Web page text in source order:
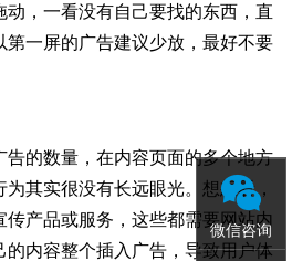
动，一看没有自己要找的东西，直
第一屏的广告建议少放，最好不要
告的数量，在内容页面的多个地方
其实很没有长远眼光。想想看，
传产品或服务，这些都需要网站内
的内容整个插入广告，导致用户体
微信咨询